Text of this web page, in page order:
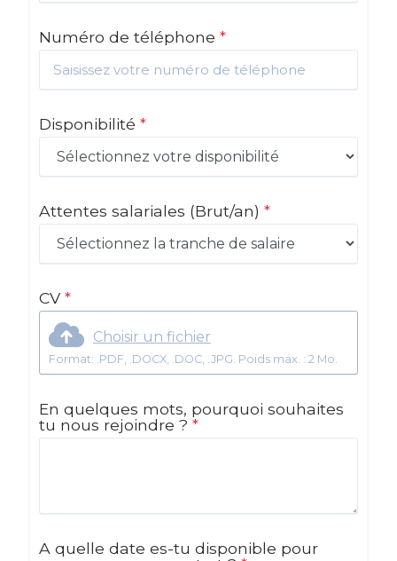
Numéro de téléphone *
Disponibilité *
Attentes salariales (Brut/an) *
CV *
Choisir un fichier
Format: .PDF, .DOCX, .DOC, .JPG. Poids max. : 2 Mo.
En quelques mots, pourquoi souhaites
tu nous rejoindre ? *
A quelle date es-tu disponible pour